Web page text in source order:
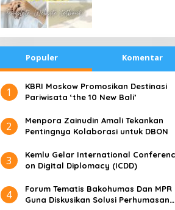
Populer Komentar
1
​KBRI Moskow Promosikan Destinasi
Pariwisata ‘the 10 New Bali’
2
​Menpora Zainudin Amali Tekankan
Pentingnya Kolaborasi untuk DBON
3
​Kemlu Gelar International
on Digital Diplomacy (ICDD)
4
Forum Tematis Bakohumas Dan MPR
Guna Diskusikan Solusi Perhumasan